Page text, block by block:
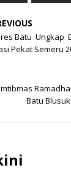
Batu Ungkap
Pekat Semeru
Batu